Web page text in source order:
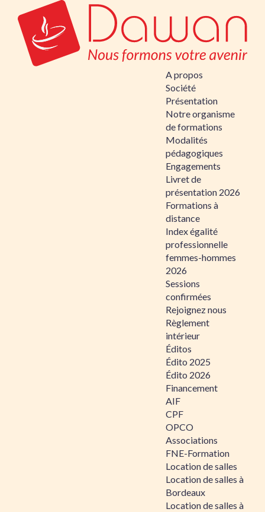
A propos
Société
Présentation
Notre organisme
de formations
Modalités
pédagogiques
Engagements
Livret de
présentation 2026
Formations à
distance
Index égalité
professionnelle
femmes-hommes
2026
Sessions
confirmées
Rejoignez nous
Règlement
intérieur
Éditos
Édito 2025
Édito 2026
Financement
AIF
CPF
OPCO
Associations
FNE-Formation
Location de salles
Location de salles à
Bordeaux
Location de salles à